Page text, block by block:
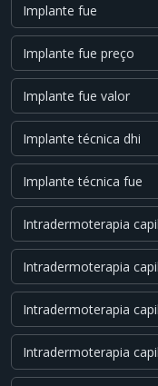
Implante fue
Implante fue preço
Implante fue valor
Implante técnica dhi
Implante técnica fue
Intradermoterapia
Intradermoterapia
Intradermoterapia
Intradermoterapia